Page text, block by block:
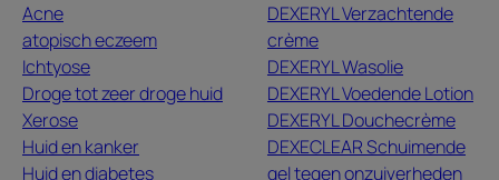
Acne
atopisch eczeem
Ichtyose
Droge tot zeer droge huid
Xerose
Huid en kanker
Huid en diabetes
DEXERYL Verzachtende
crème
DEXERYL Wasolie
DEXERYL Voedende Lotion
DEXERYL Douchecrème
DEXECLEAR Schuimende
gel tegen onzuiverheden